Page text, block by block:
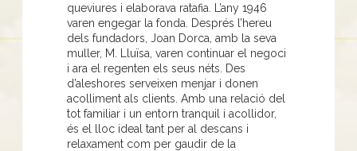
queviures i elaborava ratafia. L’any 1946
varen engegar la fonda. Després l’hereu
dels fundadors, Joan Dorca, amb la seva
muller, M. Lluïsa, varen continuar el negoci
i ara el regenten els seus néts. Des
d’aleshores serveixen menjar i donen
acolliment als clients. Amb una relació del
tot familiar i un entorn tranquil i acollidor,
és el lloc ideal tant per al descans i
relaxament com per gaudir de la